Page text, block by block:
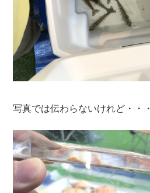
写真では伝わらないけれど・・・